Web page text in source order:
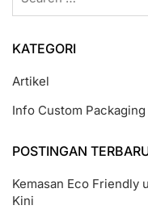
KATEGORI
Artikel
Info Custom Packaging
POSTINGAN
Kemasan Eco Friendly
Kini